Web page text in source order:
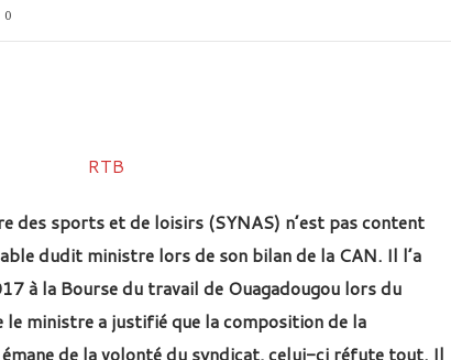
0
des sports et de loisirs (SYNAS) n’est pas content
dudit ministre lors de son bilan de la CAN. Il l’a
à la Bourse du travail de Ouagadougou lors du
le ministre a justifié que la composition de la
de la volonté du syndicat, celui-ci réfute tout. Il